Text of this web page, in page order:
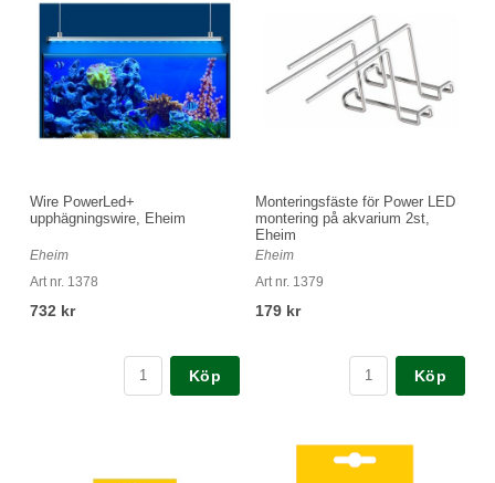
Wire PowerLed+
upphägningswire, Eheim
Eheim
Art nr. 1378
732 kr
Köp
Monteringsfäste för Power LED
montering på akvarium 2st,
Eheim
Eheim
Art nr. 1379
179 kr
Köp